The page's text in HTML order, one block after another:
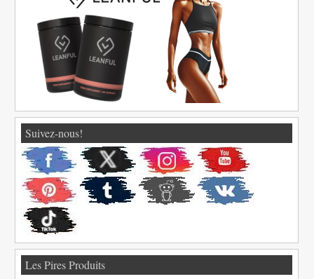
Suivez-nous!
Les Pires Produits